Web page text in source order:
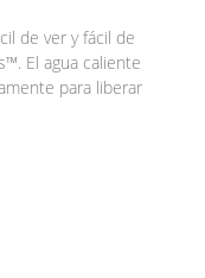
de ver y fácil de
El agua caliente
para liberar